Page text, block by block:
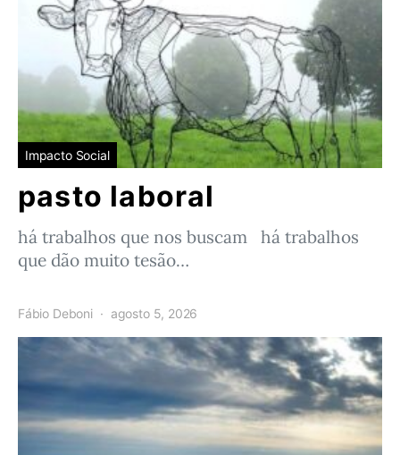
Impacto Social
pasto laboral
há trabalhos que nos buscam há trabalhos
que dão muito tesão…
Fábio Deboni agosto 5, 2026